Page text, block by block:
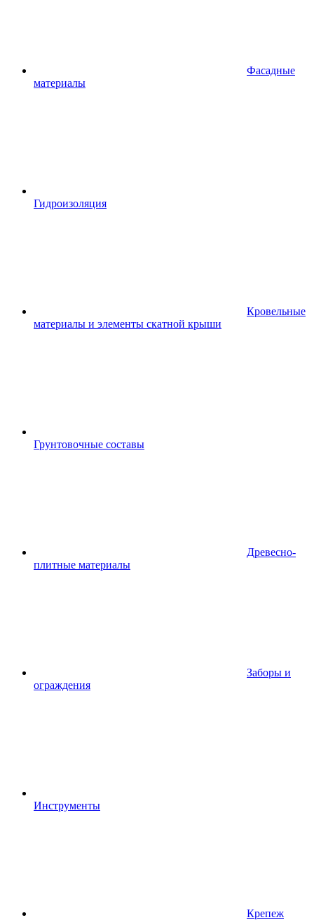
Фасадные
материалы
Гидроизоляция
Кровельные
материалы и элементы скатной крыши
Грунтовочные составы
Древесно-
плитные материалы
Заборы и
ограждения
Инструменты
Крепеж